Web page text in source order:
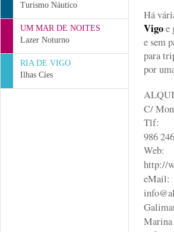
Turismo Náutico
UM MAR DE NOITES
Lazer Noturno
RIA DE VIGO
Ilhas Cíes
Há
Vigoe
e sem
para
por
C/
Tlf:
986
Web:
http://
eMail:
Marina